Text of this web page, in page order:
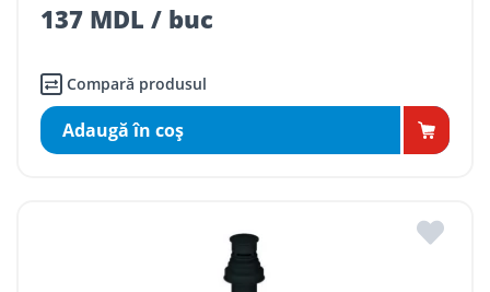
137 MDL / buc
Compară produsul
Adaugă în coş